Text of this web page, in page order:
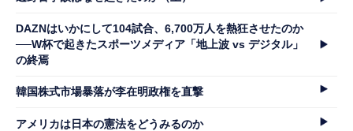
DAZNはいかにして104試合、6,700万人を熱狂させたのか
──W杯で起きたスポーツメディア「地上波 vs デジタル」
の終焉
韓国株式市場暴落が李在明政権を直撃
アメリカは日本の憲法をどうみるのか